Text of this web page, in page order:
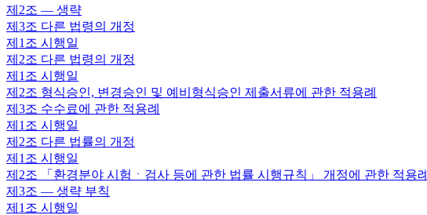
제2조 — 생략
제3조 다른 법령의 개정
제1조 시행일
제2조 다른 법령의 개정
제1조 시행일
제2조 형식승인, 변경승인 및 예비형식승인 제출서류에 관한 적용례
제3조 수수료에 관한 적용례
제1조 시행일
제2조 다른 법률의 개정
제1조 시행일
제2조
「환경분야 시험ㆍ검사 등에 관한 법률 시행규칙」 개정에 관한 적용례
제3조 — 생략 부칙
제1조 시행일